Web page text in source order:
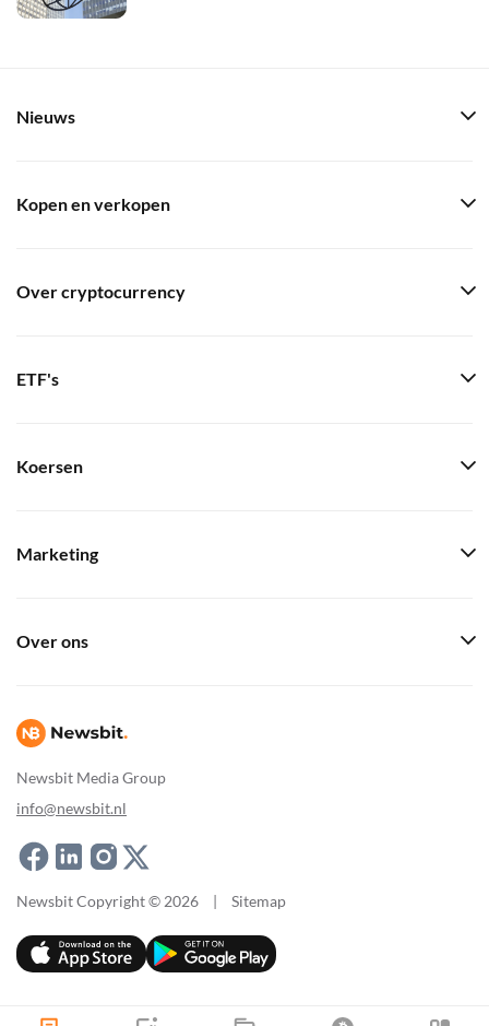
Newsbit Media Group
info@newsbit.nl
Nieuws
Kopen en verkopen
Over cryptocurrency
ETF's
Koersen
Marketing
Over ons
Newsbit Copyright © 2026 | Sitemap